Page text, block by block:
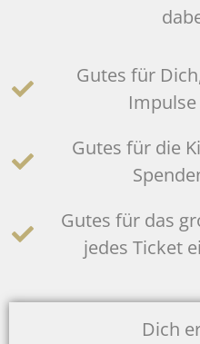
Gutes für
Gutes für die
Gutes für das
jedes Ticket
Dich